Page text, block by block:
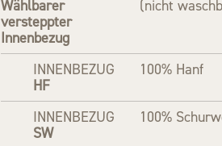
Wählbarer
versteppter
Innenbezug
(nicht
INNENBEZUG
HF
100% Hanf
INNENBEZUG
SW
100%